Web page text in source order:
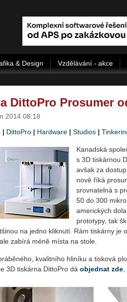
& Design Vzdělávání - akce
DittoPro Prosumer
2014 08:18
| DittoPro | Hardware | Studios |
Kanadská
s 3D tiskárnou
avšak za
nově říká
srovnatelná s
50 do 300
amerických
prototypy, tak
na jedno kliknutí. Rám tiskárny je
zabírá méně místa na stole.
kvalitního hliníku a tisková
3D tiskárna DittoPro dá objednat zde